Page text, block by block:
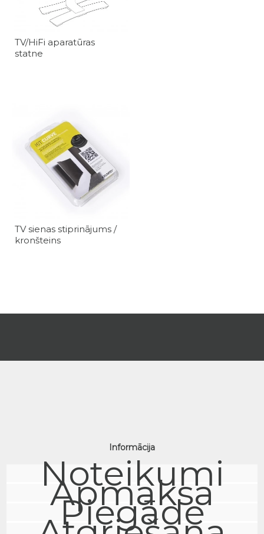
TV/HiFi aparatūras
statne
TV sienas stiprinājums /
kronšteins
Informācija
Noteikumi
Apmaksa
Piegāde